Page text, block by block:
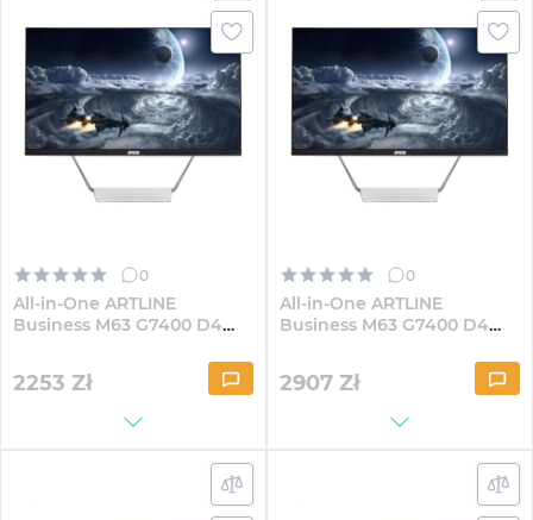
0
All-in-One ARTLINE
Business M63 G7400 D4
2253 Zł
0
All-in-One ARTLINE
Business M63 G7400 D4
2907 Zł